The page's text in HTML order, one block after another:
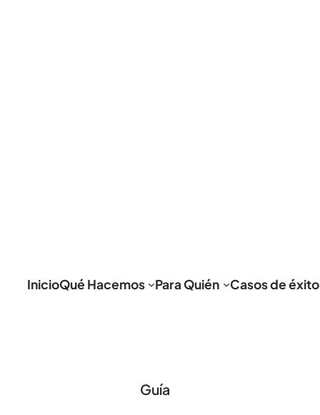
InicioQué Hacemos Para Quién Casos de éxito
Guía